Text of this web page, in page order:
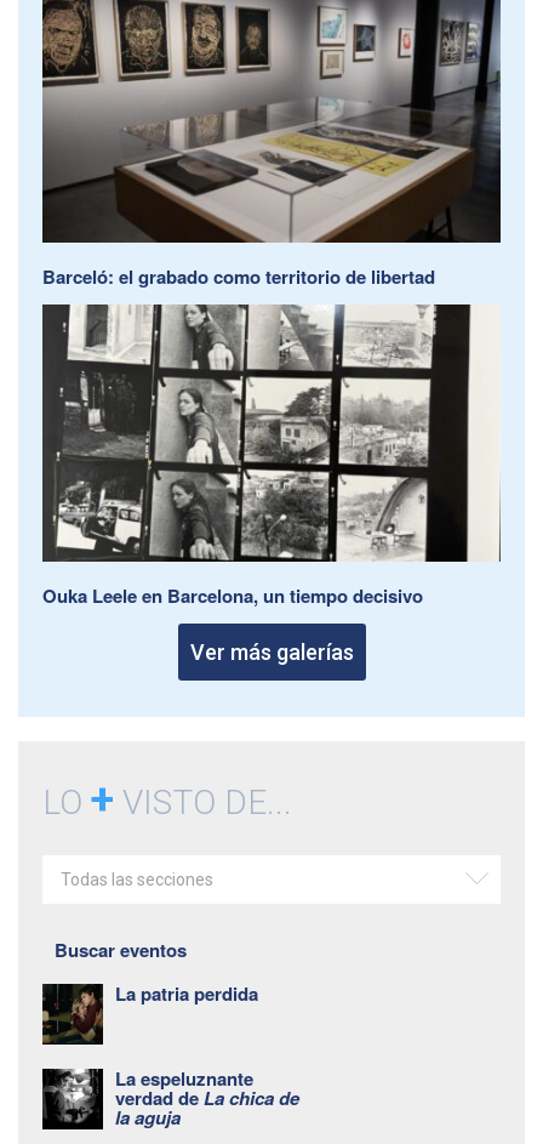
Barceló: el grabado como territorio de libertad
Ouka Leele en Barcelona, un tiempo decisivo
Ver más galerías
LO + VISTO DE...
Todas las secciones
Buscar eventos
La patria perdida
La espeluznante
verdad deLa chica de
la aguja